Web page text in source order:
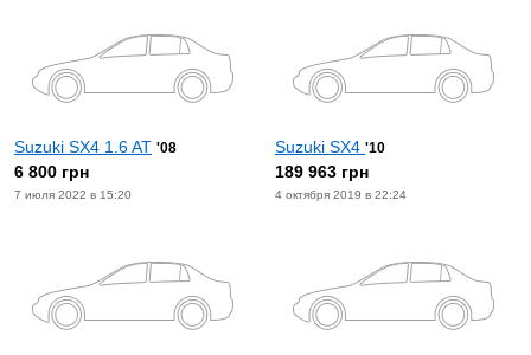
Suzuki SX4 1.6 AT '08
6 800 грн
7 июля 2022 в 15:20
Suzuki SX4 '10
189 963 грн
4 октября 2019 в 22:24